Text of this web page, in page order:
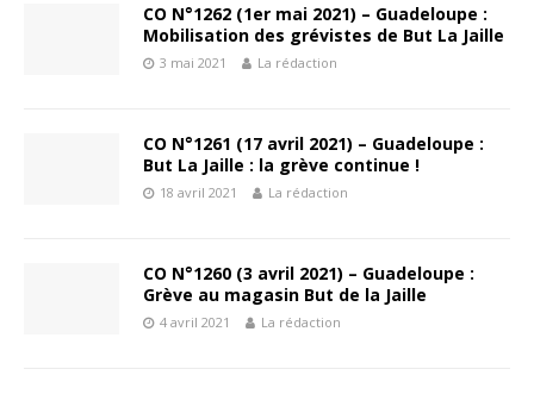
CO N°1262 (1er mai 2021) – Guadeloupe :
Mobilisation des grévistes de But La Jaille
3 mai 2021 La rédaction
CO N°1261 (17 avril 2021) – Guadeloupe :
But La Jaille : la grève continue !
18 avril 2021 La rédaction
CO N°1260 (3 avril 2021) – Guadeloupe :
Grève au magasin But de la Jaille
4 avril 2021 La rédaction